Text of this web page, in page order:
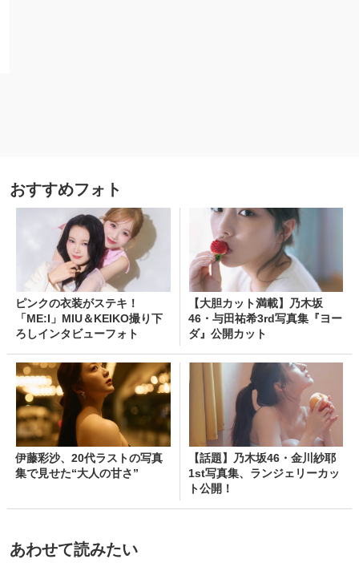
おすすめフォト
ピンクの衣装がステキ！
「ME:I」MIU＆KEIKO撮り下
ろしインタビューフォト
【大胆カット満載】乃木坂
46・与田祐希3rd写真集『ヨー
ダ』公開カット
伊藤彩沙、20代ラストの写真
集で見せた“大人の甘さ”
【話題】乃木坂46・金川紗耶
1st写真集、ランジェリーカッ
ト公開！
あわせて読みたい